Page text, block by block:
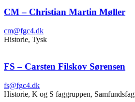
CM – Christian Martin Møller
cm@fgc4.dk
Historie, Tysk
FS – Carsten Filskov Sørensen
fs@fgc4.dk
Historie, K og S faggruppen, Samfundsfag